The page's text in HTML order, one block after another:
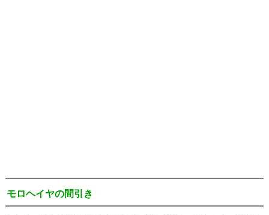
モロヘイヤの間引き